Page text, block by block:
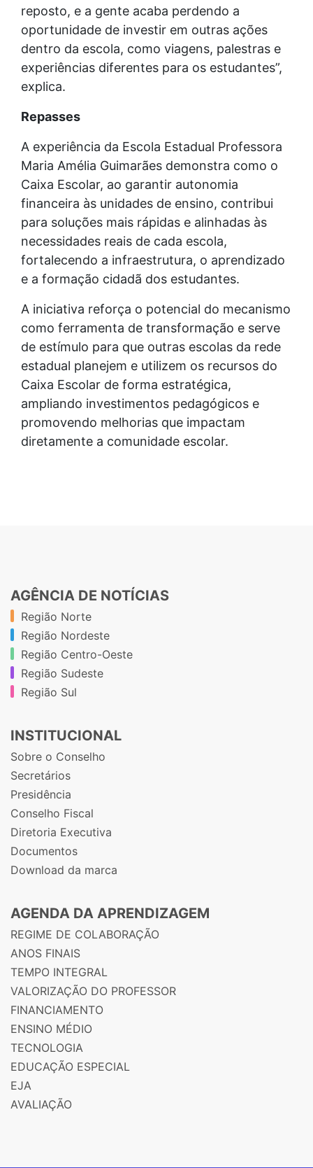
reposto, e a gente acaba perdendo a
oportunidade de investir em outras ações
dentro da escola, como viagens, palestras e
experiências diferentes para os estudantes”,
explica.
Repasses
A experiência da Escola Estadual Professora
Maria Amélia Guimarães demonstra como o
Caixa Escolar, ao garantir autonomia
financeira às unidades de ensino, contribui
para soluções mais rápidas e alinhadas às
necessidades reais de cada escola,
fortalecendo a infraestrutura, o aprendizado
e a formação cidadã dos estudantes.
A iniciativa reforça o potencial do mecanismo
como ferramenta de transformação e serve
de estímulo para que outras escolas da rede
estadual planejem e utilizem os recursos do
Caixa Escolar de forma estratégica,
ampliando investimentos pedagógicos e
promovendo melhorias que impactam
diretamente a comunidade escolar.
AGÊNCIA DE NOTÍCIAS
Região Norte
Região Nordeste
Região Centro-Oeste
Região Sudeste
Região Sul
INSTITUCIONAL
Sobre o Conselho
Secretários
Presidência
Conselho Fiscal
Diretoria Executiva
Documentos
Download da marca
AGENDA DA APRENDIZAGEM
REGIME DE COLABORAÇÃO
ANOS FINAIS
TEMPO INTEGRAL
VALORIZAÇÃO DO PROFESSOR
FINANCIAMENTO
ENSINO MÉDIO
TECNOLOGIA
EDUCAÇÃO ESPECIAL
EJA
AVALIAÇÃO